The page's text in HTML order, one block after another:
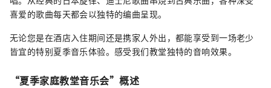
喜爱的歌曲每天都会以独特的编曲呈现。
无论您是在酒店入住期间还是携家人外出，都能享受到一场老少
皆宜的特别夏季音乐体验。感受我们教堂独特的音响效果。
“夏季家庭教堂音乐会”概述